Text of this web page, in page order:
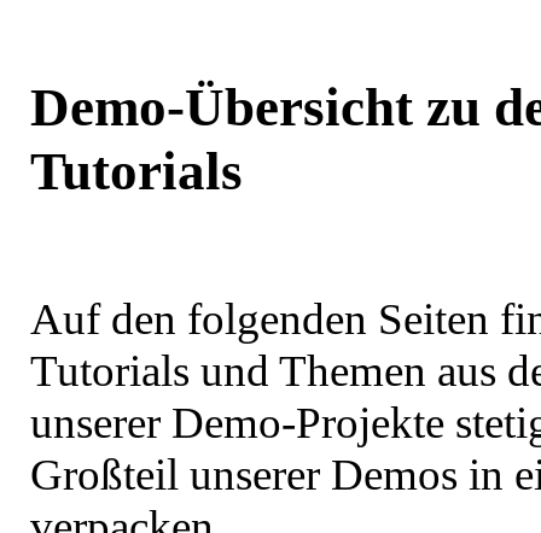
Demo-Übersicht zu
Tutorials
Auf den folgenden Seiten
Tutorials und Themen aus
unserer Demo-Projekte
Großteil unserer Demos in